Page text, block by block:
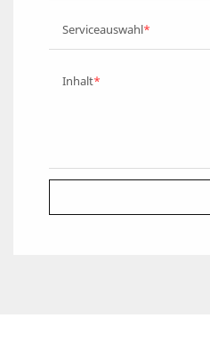
Serviceauswahl
Inhalt